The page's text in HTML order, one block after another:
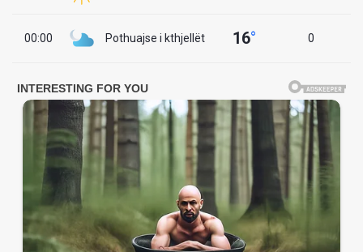
00:00 Pothuajse i kthjellët 16° 0